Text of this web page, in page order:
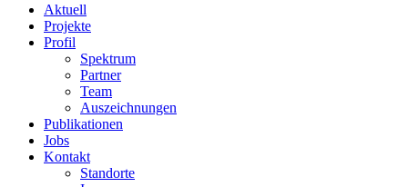
Aktuell
Projekte
Profil
Spektrum
Partner
Team
Auszeichnungen
Publikationen
Jobs
Kontakt
Standorte